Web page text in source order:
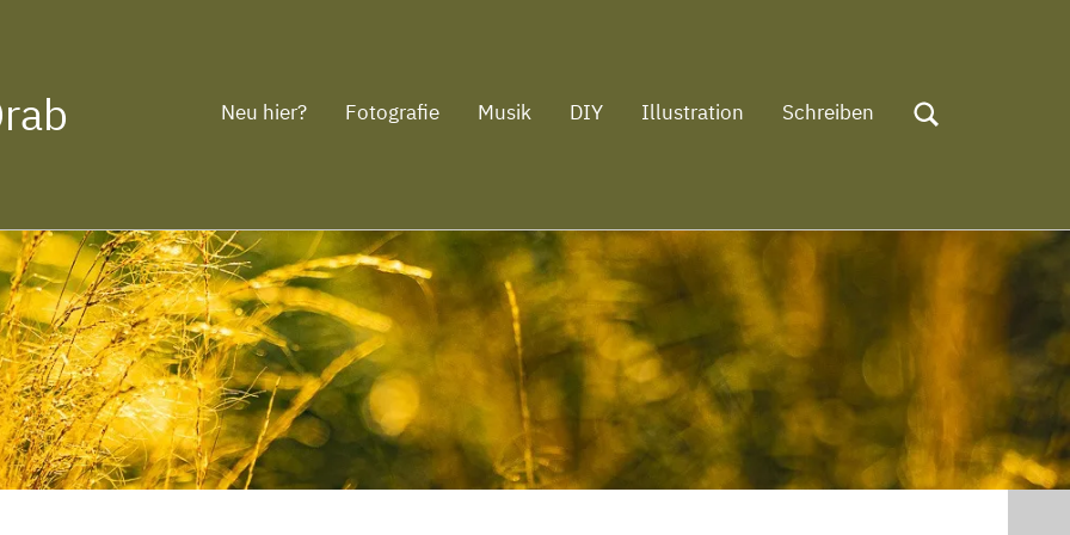
Neu hier? Fotografie Musik DIY Illustration Schreiben